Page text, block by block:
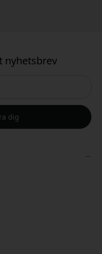
nyhetsbrev
dig